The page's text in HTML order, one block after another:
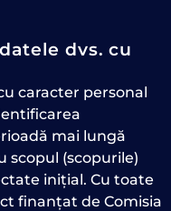
dvs. cu
caracter personal
mai lungă
scopul (scopurile)
inițial. Cu toate
finanțat de Comisia